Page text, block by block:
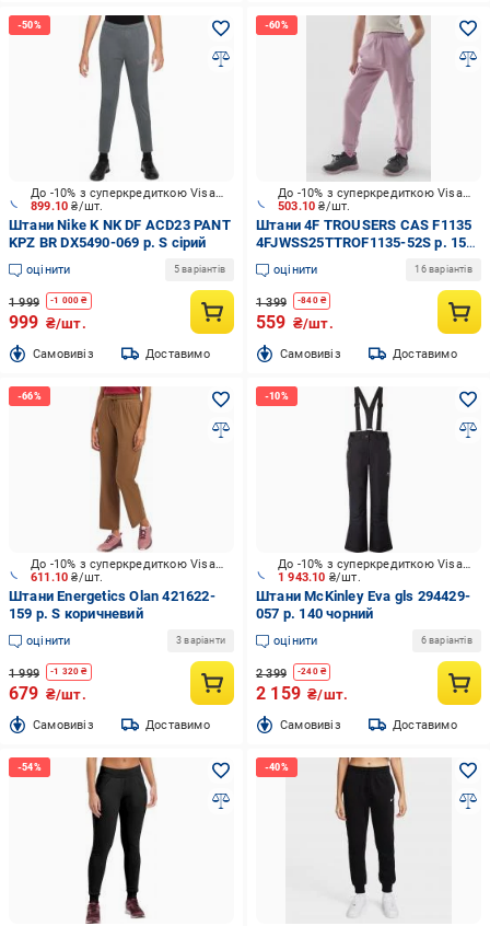
899.10₴/шт.
До -10% з суперкредиткою Visa Вигода
Штани Nike K NK DF ACD23 PANT
KPZ BR DX5490-069 р. S сірий
оцінити 5 варіантів
1 999 -1 000 ₴
999 ₴/шт.
Cамовивіз Доставимо
503.10₴/шт.
До -10% з суперкредиткою Visa Вигода
Штани 4F TROUSERS CAS F1135
4FJWSS25TTROF1135-52S р. 158
рожевий
оцінити 16 варіантів
1 399 -840₴
559 ₴/шт.
Cамовивіз Доставимо
611.10₴/шт.
До -10% з суперкредиткою Visa Вигода
Штани Energetics Olan 421622-
159 р. S коричневий
оцінити 3 варіанти
1 999 -1 320 ₴
679 ₴/шт.
Cамовивіз Доставимо
1 943.10 ₴/шт.
До -10% з суперкредиткою Visa Вигода
Штани McKinley Eva gls 294429-
057 р. 140 чорний
оцінити 6 варіантів
2 399 -240₴
2 159 ₴/шт.
Cамовивіз Доставимо